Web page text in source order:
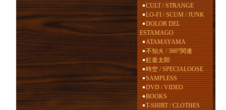
CULT / STRANGE
LO-FI / SCUM / JUNK
DOLOR DEL
ESTAMAGO
ATAMAYAMA
不知火 / 360°関連
虹釜太郎
時空 / SPECIALOOSE
SAMPLESS
DVD / VIDEO
BOOKS
T-SHIRT / CLOTHES